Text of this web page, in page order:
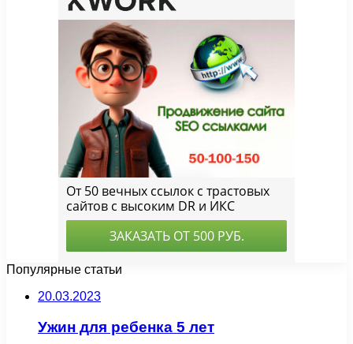
Популярные статьи
20.03.2023
Ужин для ребенка 5 лет